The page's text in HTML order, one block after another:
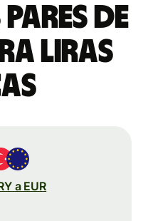
de
liras
a EUR